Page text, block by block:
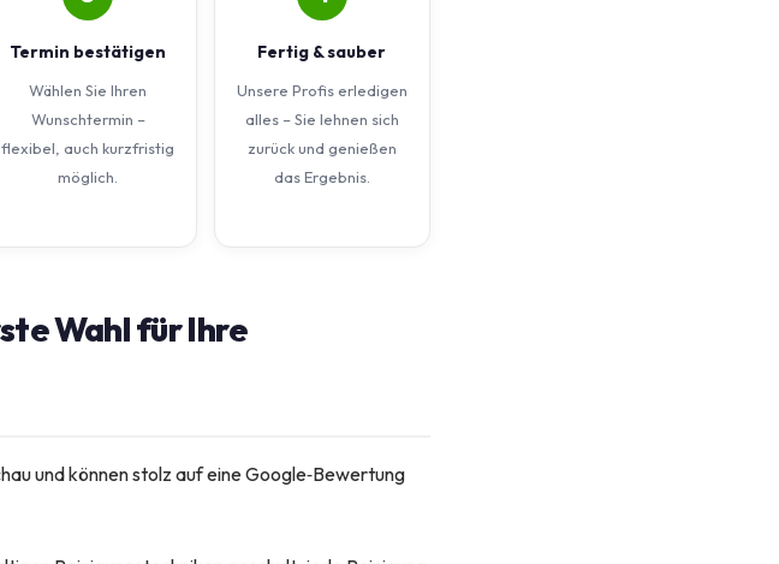
Termin bestätigen
Wählen Sie Ihren
Wunschtermin –
flexibel, auch kurzfristig
möglich.
Fertig & sauber
Unsere Profis erledigen
alles – Sie lehnen sich
zurück und genießen
das Ergebnis.
Wahl für Ihre
und können stolz auf eine Google‑Bewertung